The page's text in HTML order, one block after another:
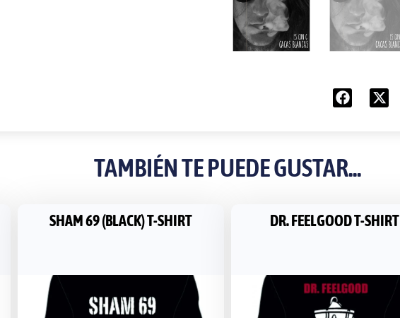
TAMBIÉN TE PUEDE GUSTAR...
SHAM 69 (BLACK) T-SHIRT DR. FEELGOOD T-SHIRT